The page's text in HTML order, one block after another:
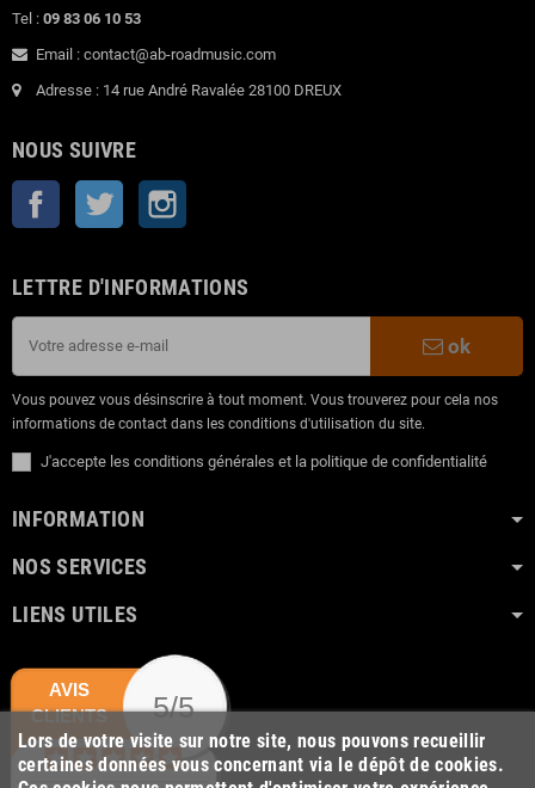
Tel : 09 83 06 10 53
Email : contact@ab-roadmusic.com
Adresse : 14 rue André Ravalée 28100 DREUX
NOUS SUIVRE
Facebook Twitter
LETTRE D'INFORMATIONS
ok
Vous pouvez vous désinscrire à tout moment. Vous trouverez pour cela nos
informations de contact dans les conditions d'utilisation du site.
J'accepte les conditions générales et la politique de confidentialité
INFORMATION
NOS SERVICES
LIENS UTILES
Lors de votre visite sur notre site, nous pouvons recueillir
certaines données vous concernant via le dépôt de cookies.
AVIS
CLIENTS
5/5